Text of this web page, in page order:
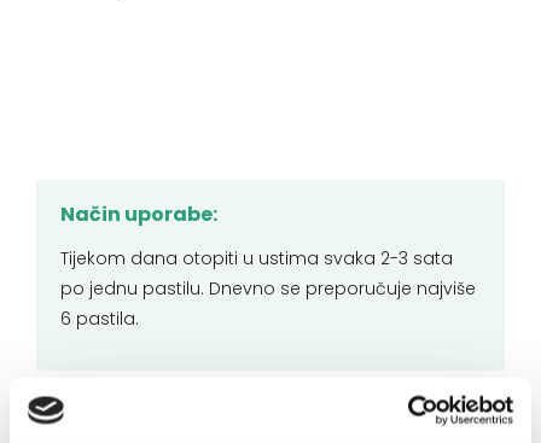
Način uporabe:
Tijekom dana otopiti u ustima svaka 2-3 sata
po jednu pastilu. Dnevno se preporučuje najviše
6 pastila.